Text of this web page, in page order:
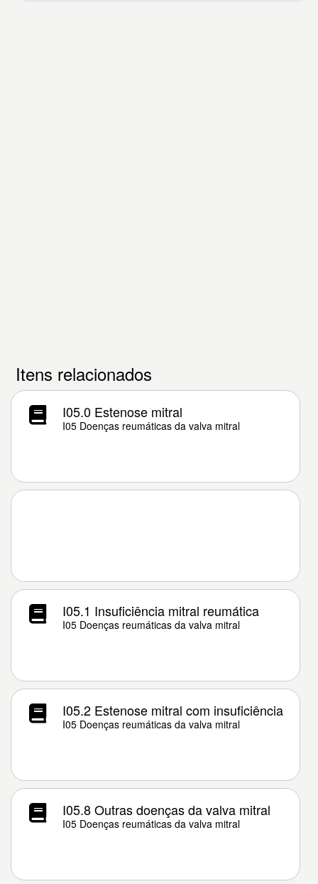
Itens relacionados
I05.0 Estenose mitral
I05 Doenças reumáticas da valva mitral
I05.1 Insuficiência mitral reumática
I05 Doenças reumáticas da valva mitral
I05.2 Estenose mitral com insuficiência
I05 Doenças reumáticas da valva mitral
I05.8 Outras doenças da valva mitral
I05 Doenças reumáticas da valva mitral